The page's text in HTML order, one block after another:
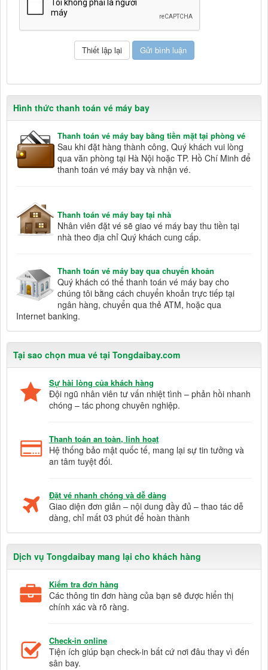
Hình thức thanh toán vé máy bay
Thanh toán vé máy bay bằng tiền mặt tại phòng vé
Sau khi đặt hàng thành công, Quý khách vui lòng
qua văn phòng tại Hà Nội hoặc TP. Hồ Chí Minh để
thanh toán vé máy bay và nhận vé.
Thanh toán vé máy bay tại nhà
Nhân viên đặt vé sẽ giao vé máy bay thu tiền tại
nhà theo địa chỉ Quý khách cung cấp.
Thanh toán vé máy bay qua chuyển khoản
Quý khách có thể thanh toán vé máy bay cho
chúng tôi bằng cách chuyển khoản trực tiếp tại
ngân hàng, chuyển qua thẻ ATM, hoặc qua
Internet banking.
Tại sao chọn mua vé tại Tongdaibay.com
Sự hài lòng của khách hàng
Đội ngũ nhân viên tư vấn nhiệt tình – phản hồi nhanh
chóng – tác phong chuyên nghiệp.
Thanh toán an toàn, linh hoạt
Hệ thống bảo mật quốc tế, mang lại sự tin tưởng và
an tâm tuyệt đối.
Đặt vé nhanh chóng và dễ dàng
Giao diện đơn giản – nội dung đầy đủ – thao tác dễ
dàng, chỉ mất 03 phút để hoàn thành
Dịch vụ Tongdaibay mang lại cho khách hàng
Kiểm tra đơn hàng
Các thông tin đơn hàng của bạn sẽ được hiển thị
chính xác và rõ ràng.
Check-in online
Tiện ích giúp bạn check-in bất cứ nơi đâu thay vì đến
sân bay.